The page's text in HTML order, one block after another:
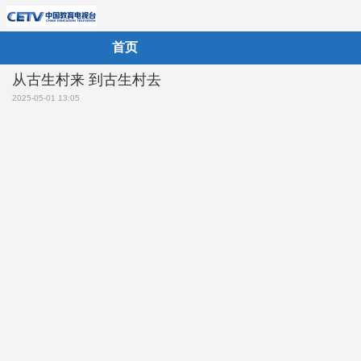
首页
从古生村来 到古生村去
2025-05-01 13:05